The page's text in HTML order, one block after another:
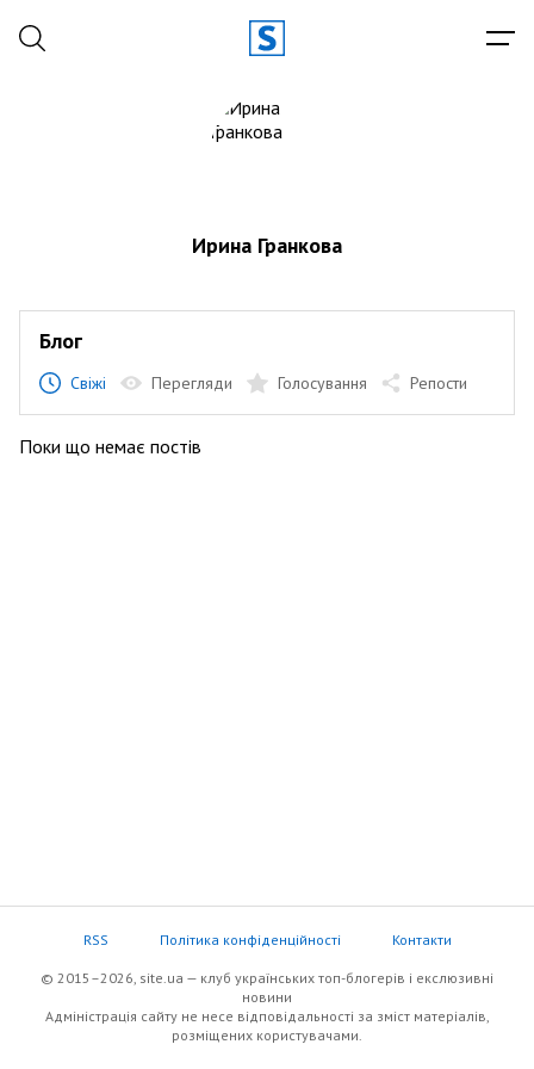
Ирина Гранкова
Блог
Свіжі Перегляди Голосування Репости
Поки що немає постів
RSS Політика конфіденційності Контакти
© 2015–2026, site.ua — клуб українських топ-блогерів i екслюзивнi
новини
Адміністрація сайту не несе відповідальності за зміст матеріалів,
розміщених користувачами.